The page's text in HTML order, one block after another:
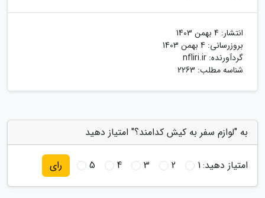
انتشار: 4 بهمن 1403
بروزرسانی: 4 بهمن 1403
گردآورنده: nfliri.ir
شناسه مطلب: 2263
به "لوازم سفر به کیش کدامند؟" امتیاز دهید
امتیاز دهید:1
2
3
4
5 رای